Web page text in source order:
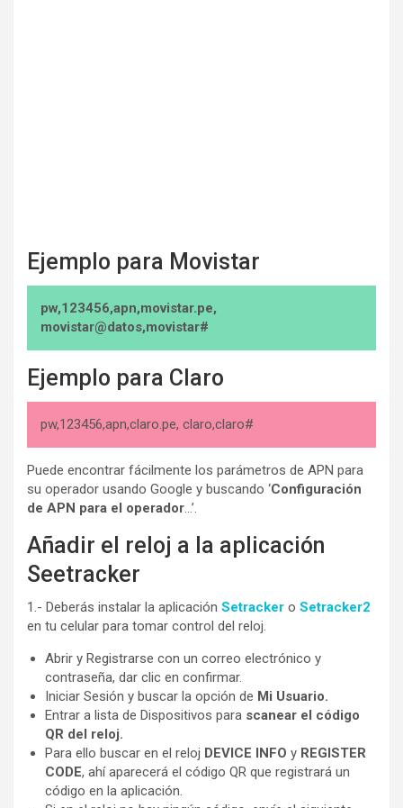
Ejemplo para Movistar
pw,123456,apn,movistar.pe,
movistar@datos,movistar#
Ejemplo para Claro
pw,123456,apn,claro.pe, claro,claro#
Puede encontrar fácilmente los parámetros de APN para
su operador usando Google y buscando ‘Configuración
de APN para el operador…’.
Añadir el reloj a la aplicación
Seetracker
1.- Deberás instalar la aplicación Setracker o Setracker2
en tu celular para tomar control del reloj.
Abrir y Registrarse con un correo electrónico y
contraseña, dar clic en confirmar.
Iniciar Sesión y buscar la opción de Mi Usuario.
Entrar a lista de Dispositivos para scanear el código
QR del reloj.
Para ello buscar en el reloj DEVICE INFO y REGISTER
CODE, ahí aparecerá el código QR que registrará un
código en la aplicación.